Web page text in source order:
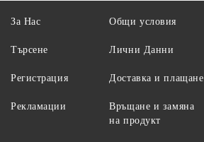
За Нас
Търсене
Регистрация
Рекламации
Общи условия
Лични Данни
Доставка и плащане
Връщане и замяна
на продукт